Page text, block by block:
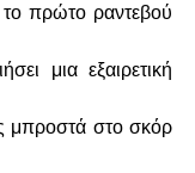
το πρώτο ραντεβού
μια εξαιρετική
μπροστά στο σκόρ